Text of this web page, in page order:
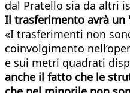
dal Pratello sia da altri
Il trasferimento avrà un
«I trasferimenti non
coinvolgimento
e sui metri quadrati
anche il fatto che le